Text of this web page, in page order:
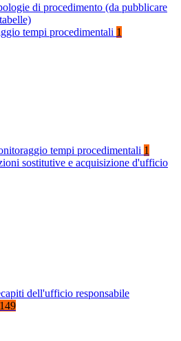
di procedimento (da pubblicare
tempi procedimentali 1
tempi procedimentali 1
sostitutive e acquisizione d'ufficio
dell'ufficio responsabile
149